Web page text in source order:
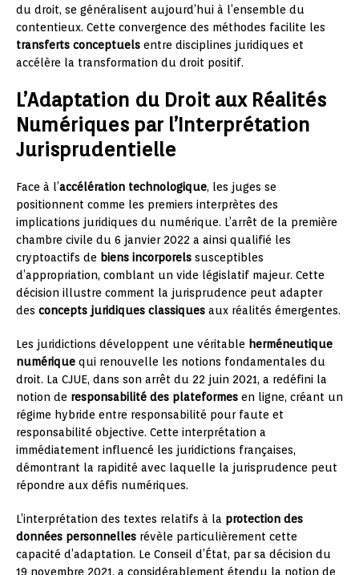
du droit, se généralisent aujourd’hui à l’ensemble du
contentieux. Cette convergence des méthodes facilite les
transferts conceptuels entre disciplines juridiques et
accélère la transformation du droit positif.
L’Adaptation du Droit aux Réalités
Numériques par l’Interprétation
Jurisprudentielle
Face à l’accélération technologique, les juges se
positionnent comme les premiers interprètes des
implications juridiques du numérique. L’arrêt de la première
chambre civile du 6 janvier 2022 a ainsi qualifié les
cryptoactifs de biens incorporels susceptibles
d’appropriation, comblant un vide législatif majeur. Cette
décision illustre comment la jurisprudence peut adapter
des concepts juridiques classiques aux réalités émergentes.
Les juridictions développent une véritable herméneutique
numérique qui renouvelle les notions fondamentales du
droit. La CJUE, dans son arrêt du 22 juin 2021, a redéfini la
notion de responsabilité des plateformes en ligne, créant un
régime hybride entre responsabilité pour faute et
responsabilité objective. Cette interprétation a
immédiatement influencé les juridictions françaises,
démontrant la rapidité avec laquelle la jurisprudence peut
répondre aux défis numériques.
L’interprétation des textes relatifs à la protection des
données personnelles révèle particulièrement cette
capacité d’adaptation. Le Conseil d’État, par sa décision du
19 novembre 2021, a considérablement étendu la notion de